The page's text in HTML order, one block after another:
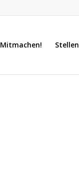
Mitmachen!